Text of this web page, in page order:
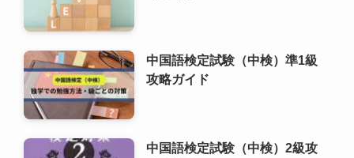
中国語検定試験（中検）準1級
攻略ガイド
中国語検定試験（中検）2級攻